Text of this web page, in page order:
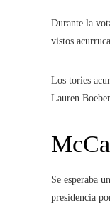
Durante la
vistos
Los tories
Lauren
Se esperaba
presidencia